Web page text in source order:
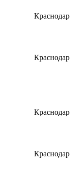
Краснодар
Краснодар
Краснодар
Краснодар